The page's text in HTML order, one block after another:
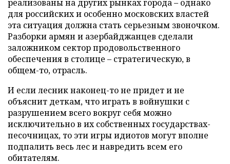
реализованы на других рынках города – однако
для российских и особенно московских властей
эта ситуация должна стать серьезным звоночком.
Разборки армян и азербайджанцев сделали
заложником сектор продовольственного
обеспечения в столице – стратегическую, в
общем-то, отрасль.
И если лесник наконец-то не придет и не
объяснит деткам, что играть в войнушки с
разрушением всего вокруг себя можно
исключительно в их собственных государствах-
песочницах, то эти игры идиотов могут вполне
подпалить весь лес и навредить всем его
обитателям.